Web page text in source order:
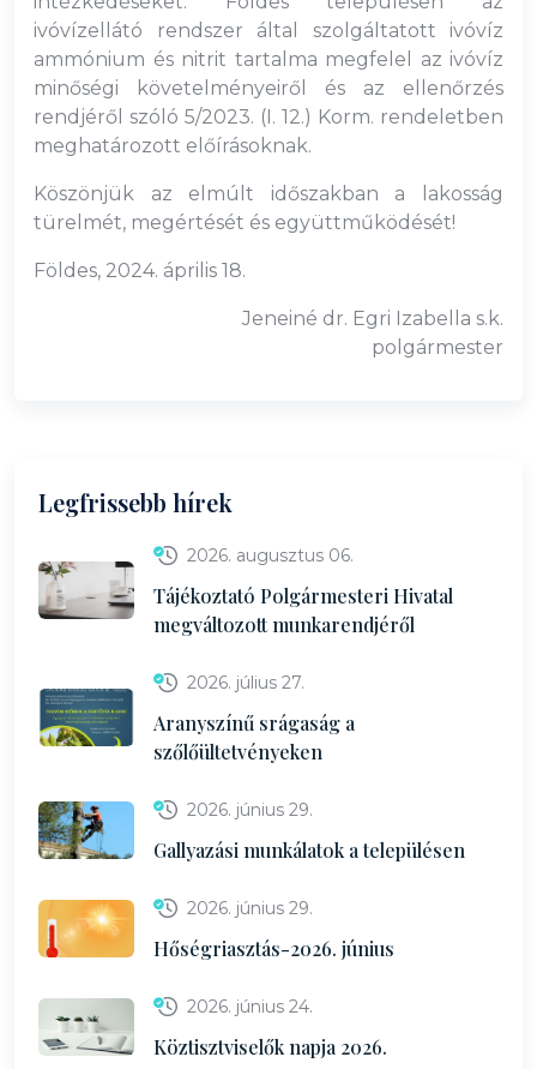
ivóvízellátó rendszer által szolgáltatott ivóvíz
ammónium és nitrit tartalma megfelel az ivóvíz
minőségi követelményeiről és az ellenőrzés
rendjéről szóló 5/2023. (I. 12.) Korm. rendeletben
meghatározott előírásoknak.
Köszönjük az elmúlt időszakban a lakosság
türelmét, megértését és együttműködését!
Földes, 2024. április 18.
Jeneiné dr. Egri Izabella s.k.
polgármester
Legfrissebb hírek
2026. augusztus 06.
Tájékoztató Polgármesteri Hivatal
megváltozott munkarendjéről
2026. július 27.
Aranyszínű srágaság a
szőlőültetvényeken
2026. június 29.
Gallyazási munkálatok a településen
2026. június 29.
Hőségriasztás-2026. június
2026. június 24.
Köztisztviselők napja 2026.